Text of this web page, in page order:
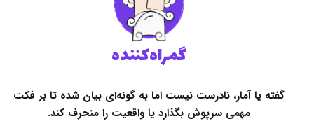
گمراه‌کننده
گفته یا آمار، نادرست نیست اما به گونه‌ای بیان شده تا بر فکت
مهمی سرپوش بگذارد یا واقعیت را منحرف کند.